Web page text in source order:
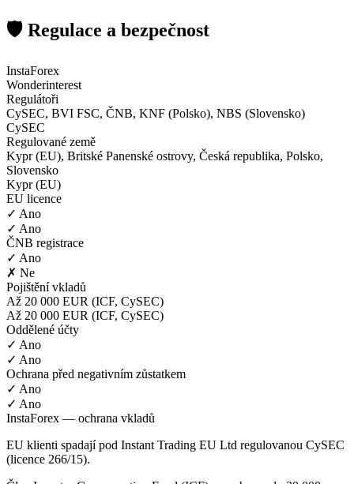
🛡️ Regulace a bezpečnost
InstaForex
Wonderinterest
Regulátoři
CySEC, BVI FSC, ČNB, KNF (Polsko), NBS (Slovensko)
CySEC
Regulované země
Kypr (EU), Britské Panenské ostrovy, Česká republika, Polsko,
Slovensko
Kypr (EU)
EU licence
✓ Ano
✓ Ano
ČNB registrace
✓ Ano
✗ Ne
Pojištění vkladů
Až 20 000 EUR (ICF, CySEC)
Až 20 000 EUR (ICF, CySEC)
Oddělené účty
✓ Ano
✓ Ano
Ochrana před negativním zůstatkem
✓ Ano
✓ Ano
InstaForex — ochrana vkladů
EU klienti spadají pod Instant Trading EU Ltd regulovanou CySEC
(licence 266/15).